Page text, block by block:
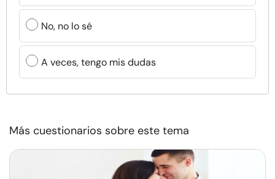
No, no lo sé
A veces, tengo mis dudas
Más cuestionarios sobre este tema